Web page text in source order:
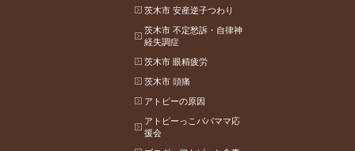
茨木市 安産逆子つわり
茨木市 不定愁訴・自律神
経失調症
茨木市 眼精疲労
茨木市 頭痛
アトピーの原因
アトピーっこパパママ応
援会